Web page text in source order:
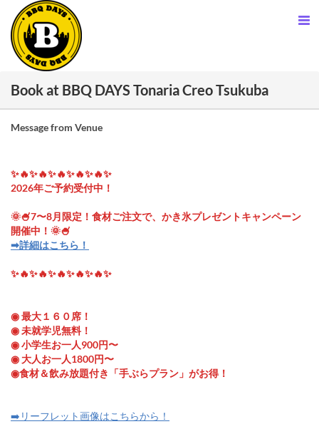
Book at BBQ DAYS Tonaria Creo Tsukuba
Message from Venue
✨🔥✨🔥✨🔥✨🔥✨🔥✨
2026年ご予約受付中！
🌞🍧7〜8月限定！食材ご注文で、かき氷プレゼントキャンペーン
開催中！🌞🍧
➡︎詳細はこちら！
✨🔥✨🔥✨🔥✨🔥✨🔥✨
◉ 最大１６０席！
◉ 未就学児無料！
◉ 小学生お一人900円〜
◉ 大人お一人1800円〜
◉食材＆飲み放題付き「手ぶらプラン」がお得！
➡️リーフレット画像はこちらから！